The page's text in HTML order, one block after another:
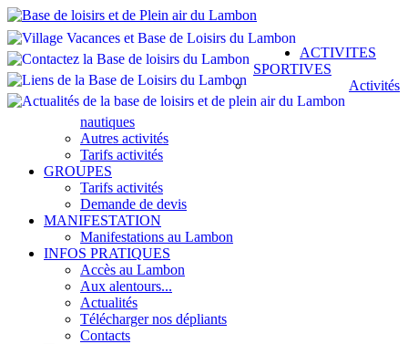
ACTIVITES
SPORTIVES
Activités
nautiques
Autres activités
Tarifs activités
GROUPES
Tarifs activités
Demande de devis
MANIFESTATION
Manifestations au Lambon
INFOS PRATIQUES
Accès au Lambon
Aux alentours...
Actualités
Télécharger nos dépliants
Contacts